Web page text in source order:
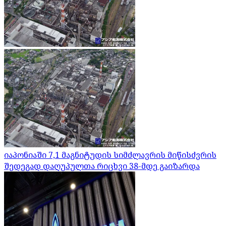
იაპონიაში 7,1 მაგნიტუდის სიმძლავრის მიწისძვრის
შედეგად დაღუპულთა რიცხვი 38-მდე გაიზარდა